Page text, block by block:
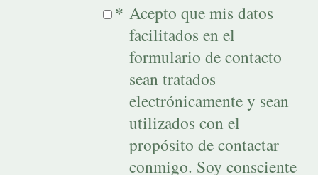
* Acepto que mis datos
facilitados en el
formulario de contacto
sean tratados
electrónicamente y sean
utilizados con el
propósito de contactar
conmigo. Soy consciente